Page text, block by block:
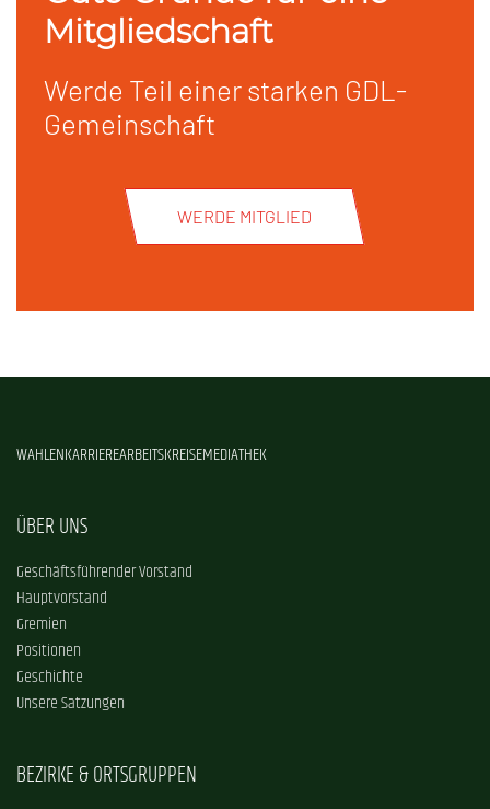
Mitgliedschaft
Werde Teil einer starken GDL-
Gemeinschaft
WERDE MITGLIED
WAHLENKARRIEREARBEITSKREISEMEDIATHEK
ÜBER UNS
Geschäftsführender Vorstand
Hauptvorstand
Gremien
Positionen
Geschichte
Unsere Satzungen
BEZIRKE & ORTSGRUPPEN